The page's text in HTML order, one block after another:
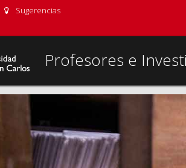
Sugerencias
Profesores e